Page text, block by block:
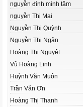
nguyễn đình minh tâm
nguyễn Thị Mai
Nguyễn Thị Quỳnh
Nguyễn Thị Ngân
Hoàng Thị Nguyệt
Vũ Hoàng Linh
Huỳnh Văn Muôn
Trần Văn Ơn
Hoàng Thị Thanh